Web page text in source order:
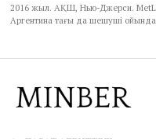
2016 жыл. АҚШ, Нью-Джерси.
Аргентина тағы да шешуші ойында